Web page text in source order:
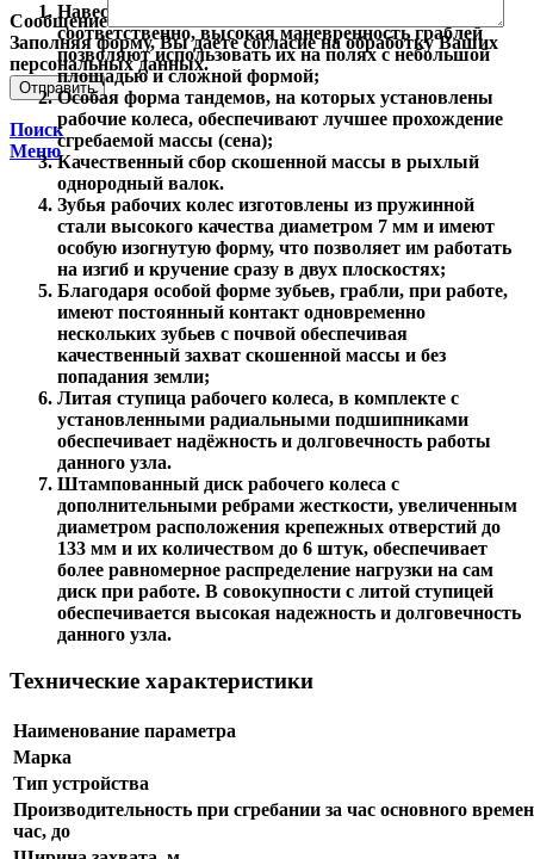
Сообщение
Заполняя форму, Вы даете согласие на обработку Ваших
персональных данных.
Поиск
Меню
Навесная конструкция, компактные размеры и,
соответственно, высокая маневренность граблей
позволяют использовать их на полях с небольшой
площадью и сложной формой;
Особая форма тандемов, на которых установлены
рабочие колеса, обеспечивают лучшее прохождение
сгребаемой массы (сена);
Качественный сбор скошенной массы в рыхлый
однородный валок.
Зубья рабочих колес изготовлены из пружинной
стали высокого качества диаметром 7 мм и имеют
особую изогнутую форму, что позволяет им работать
на изгиб и кручение сразу в двух плоскостях;
Благодаря особой форме зубьев, грабли, при работе,
имеют постоянный контакт одновременно
нескольких зубьев с почвой обеспечивая
качественный захват скошенной массы и без
попадания земли;
Литая ступица рабочего колеса, в комплекте с
установленными радиальными подшипниками
обеспечивает надёжность и долговечность работы
данного узла.
Штампованный диск рабочего колеса с
дополнительными ребрами жесткости, увеличенным
диаметром расположения крепежных отверстий до
133 мм и их количеством до 6 штук, обеспечивает
более равномерное распределение нагрузки на сам
диск при работе. В совокупности с литой ступицей
обеспечивается высокая надежность и долговечность
данного узла.
Технические характеристики
Наименование параметра
Марка
Тип устройства
Производительность при сгребании за час основного
час, до